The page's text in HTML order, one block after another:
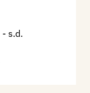
- s.d.